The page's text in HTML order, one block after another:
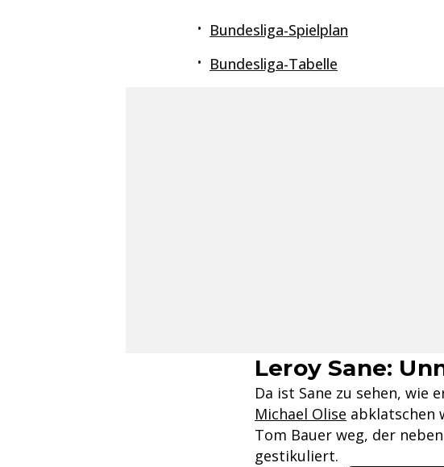
Bundesliga-Spielplan
Bundesliga-Tabelle
Leroy Sane:
Da ist Sane zu sehen, wie
Michael Olise abklatschen
Tom Bauer weg, der
gestikuliert.